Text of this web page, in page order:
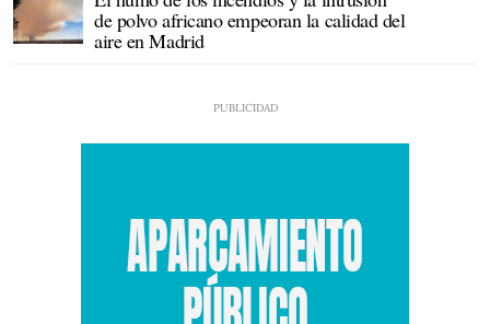
de polvo africano empeoran la calidad del
aire en Madrid